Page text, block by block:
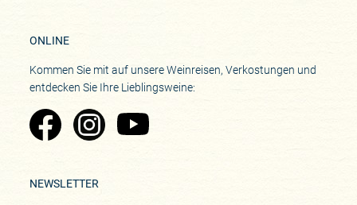
ONLINE
Kommen Sie mit auf unsere Weinreisen, Verkostungen und
entdecken Sie Ihre Lieblingsweine:
Zu Pinard's Facebook-Seite
Zu Pinard's Instagram-Seite
Zu Pinard's YouTube-Seite
NEWSLETTER